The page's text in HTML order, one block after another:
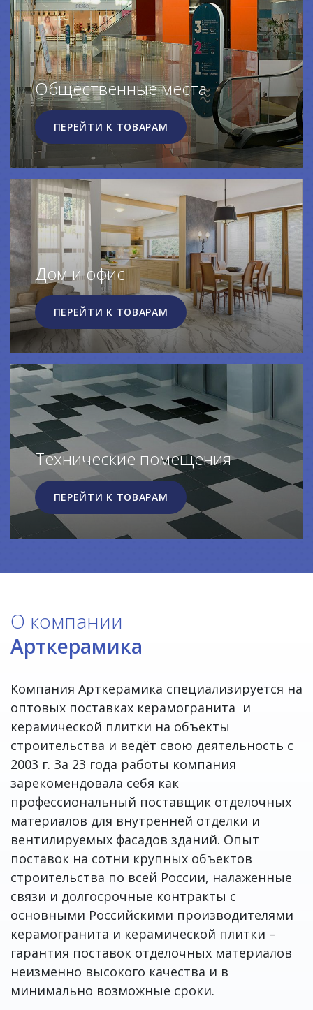
Общественные места
ПЕРЕЙТИ К ТОВАРАМ
Дом и офис
ПЕРЕЙТИ К ТОВАРАМ
Технические помещения
ПЕРЕЙТИ К ТОВАРАМ
О компании
Арткерамика
Компания Арткерамика специализируется на
оптовых поставках керамогранита и
керамической плитки на объекты
строительства и ведёт свою деятельность с
2003 г. За 23 года работы компания
зарекомендовала себя как
профессиональный поставщик отделочных
материалов для внутренней отделки и
вентилируемых фасадов зданий. Опыт
поставок на сотни крупных объектов
строительства по всей России, налаженные
связи и долгосрочные контракты с
основными Российскими производителями
керамогранита и керамической плитки –
гарантия поставок отделочных материалов
неизменно высокого качества и в
минимально возможные сроки.